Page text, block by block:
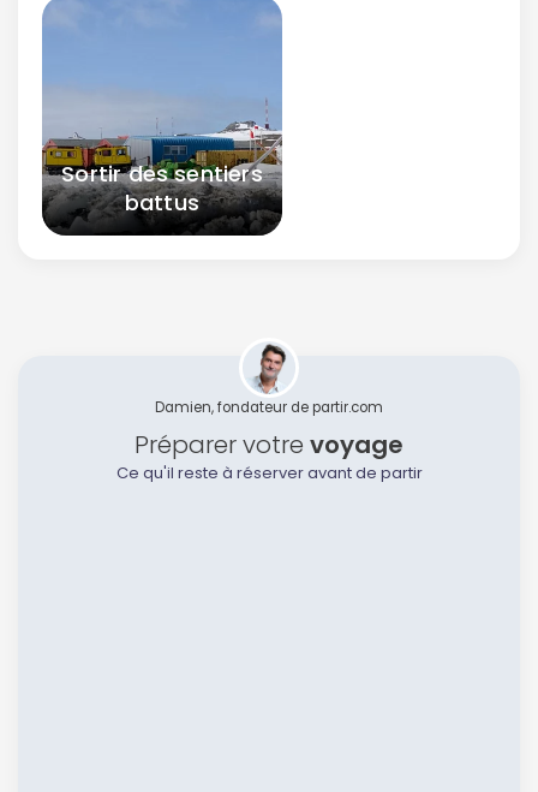
Sortir des sentiers
battus
Damien, fondateur de partir.com
Préparer votre voyage
Ce qu'il reste à réserver avant de partir